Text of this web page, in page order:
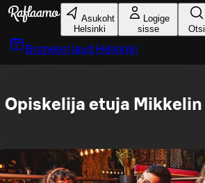
Liigu peamise sisu juurde
Asukoht
Helsinki
Logige
sisse
Otsi
Broneeri laud Helsinki
Opiskelija etuja